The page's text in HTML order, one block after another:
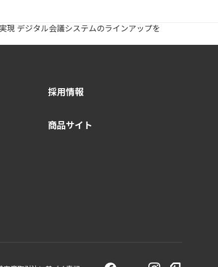
現 デジタル会議システムのラインアップを
採用情報
商品サイト